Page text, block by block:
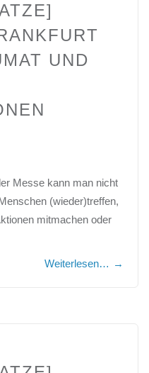
UND
Messe kann man nicht
(wieder)treffen,
mitmachen oder
Weiterlesen… →